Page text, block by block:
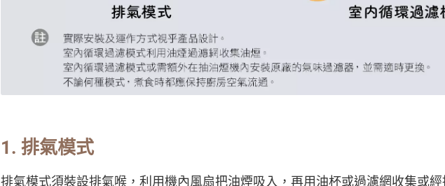
1. 排氣模式
排氣模式須裝設排氣喉，利用機內風扇把油煙吸入，再用油杯或過濾網收集或